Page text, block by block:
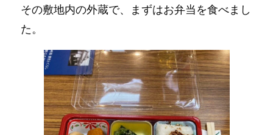
その敷地内の外蔵で、まずはお弁当を食べまし
た。